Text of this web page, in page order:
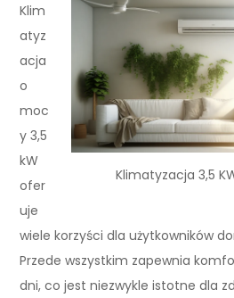
Klimatyzacja 3,5
Klim
atyz
acja
o
moc
y 3,5
kW
ofer
uje
wiele korzyści dla użytkowników
Przede wszystkim zapewnia
dni, co jest niezwykle istotne dla